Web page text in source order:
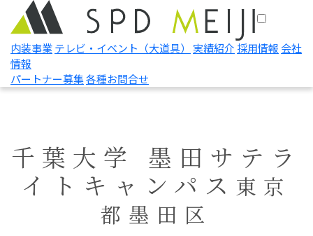
内装事業テレビ・イベント （大道具） 実績紹介 採用情報 会社
情報
パートナー募集各種お問合せ
千葉大学 墨田サテラ
イトキャンパス 東京
都墨田区